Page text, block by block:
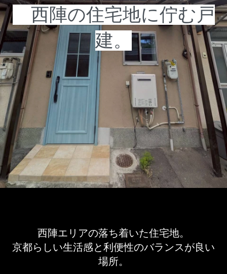
不動産探します
お問い合わせ
西陣の住宅地に佇む戸
建。
西陣エリアの落ち着いた住宅地。
京都らしい生活感と利便性のバランスが良い
場所。